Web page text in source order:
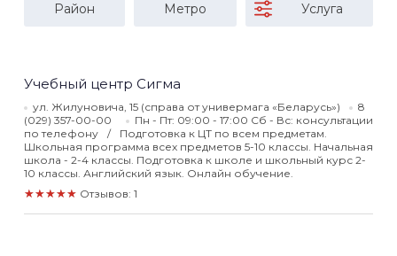
Район Метро Услуга
Учебный центр Сигма
ул. Жилуновича, 15 (справа от универмага «Беларусь»)
8
(029) 357-00-00
Пн - Пт: 09:00 - 17:00 Сб - Вс: консультации
по телефону
Подготовка к ЦТ по всем предметам.
Школьная программа всех предметов 5-10 классы. Начальная
школа - 2-4 классы. Подготовка к школе и школьный курс 2-
10 классы. Английский язык. Онлайн обучение.
★★★★★ Отзывов: 1